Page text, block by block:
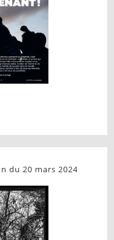
du 20 mars 2024